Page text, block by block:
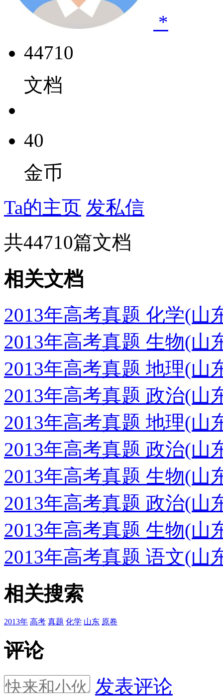
*
44710
文档
40
金币
Ta的主页 发私信
共44710篇文档
相关文档
2013年高考真题 化学(山
2013年高考真题 生物(山
2013年高考真题 地理(山
2013年高考真题 政治(山
2013年高考真题 地理(山
2013年高考真题 政治(山
2013年高考真题 生物(山
2013年高考真题 政治(山
2013年高考真题 生物(山
2013年高考真题 语文(山
相关搜索
2013年 高考 真题 化学 山东 原卷
评论
发表评论